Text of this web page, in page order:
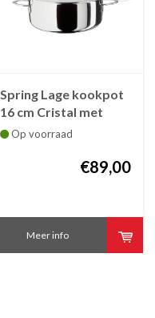
Spring Lage kookpot
16 cm Cristal met
deksel
Op voorraad
€89,00
Meer info